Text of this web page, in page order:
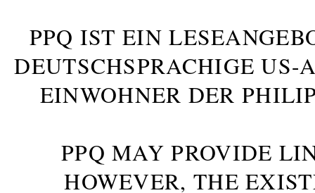
PPQ IST EIN
DEUTSCHSPRACHIGE US-
INWOHNER DER
PPQ MAY PROVIDE
HOWEVER, THE